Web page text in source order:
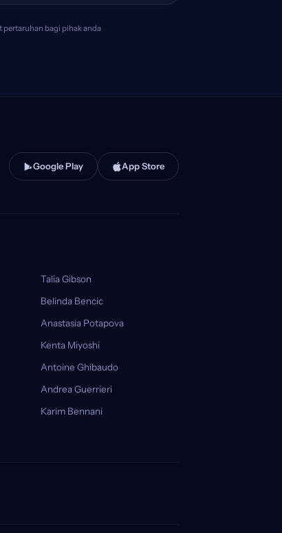
pertaruhan bagi pihak anda
Google Play App Store
Talia Gibson
Belinda Bencic
Anastasia Potapova
Kenta Miyoshi
Antoine Ghibaudo
Andrea Guerrieri
Karim Bennani